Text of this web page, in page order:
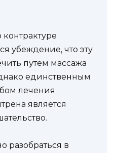
убеждение, что эту
путем массажа
единственным
лечения
является
разобраться в